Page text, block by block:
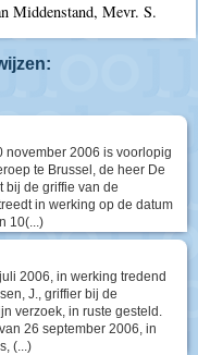
Middenstand, Mevr. S.
november 2006 is voorlopig
te Brussel, de heer De
bij de griffie van de
in werking op de datum
10(...)
2006, in werking tredend
J., griffier bij de
verzoek, in ruste gesteld.
26 september 2006, in
(...)